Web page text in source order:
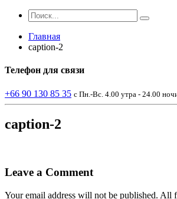
Главная
caption-2
Телефон для связи
+66 90 130 85 35 с Пн.-Вс. 4.00 утра - 24.00
caption-2
Leave a Comment
Your email address will not be published. All